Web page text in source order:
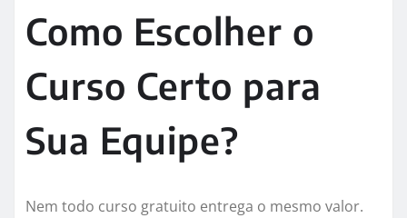
Como Escolher o
Curso Certo para
Sua Equipe?
Nem todo curso gratuito entrega o mesmo valor.